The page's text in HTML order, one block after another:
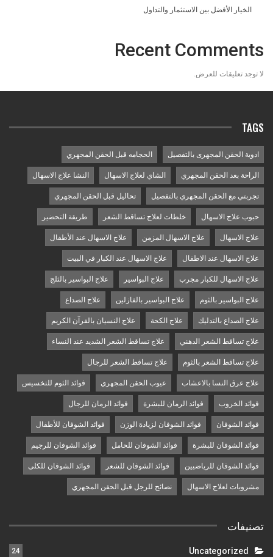
الخيار الأفضل بين الاستثمار والتداول
Recent Comments
لا توجد تعليقات للعرض.
TAGS
ادوية الحقن المجهرى بالتفصيل الحجامه قبل الحقن المجهري
الراحة بعد الحقن المجهري الشاي لعلاج الاسهال النشا علاج الاسهال
تجربتي مع الحقن المجهري بالتفصيل تحاليل قبل الحقن المجهري
حبوب علاج الاسهال خلطات لعلاج تساقط الشعر طريقة التحضير
علاج الاسهال علاج الاسهال المزمن علاج الاسهال عند الأطفال
علاج الاسهال عند الاطفال علاج الاسهال عند الكبار في البيت
علاج الاسهال للكبار مجرب علاج البواسير علاج البواسير بالثلج
علاج البواسير بالثوم علاج البواسير بالفازلين علاج الصداع
علاج الصداع بالتدليك علاج الكحة علاج النسيان بالقرآن الكريم
علاج تساقط الشعر الدهني علاج تساقط الشعر الشديد عند النساء
علاج تساقط الشعر بالثوم علاج تساقط الشعر للرجال
علاج عرق النسا بالاعشاب عيوب الحقن المجهري فوائد الثوم للتخسيس
فوائد الخروب فوائد الرمان للبشرة فوائد الرمان للرجال
فوائد الشوفان فوائد الشوفان لزيادة الوزن فوائد الشوفان للأطفال
فوائد الشوفان للبشرة فوائد الشوفان للحامل فوائد الشوفان للرجيم
فوائد الشوفان للرياضيين فوائد الشوفان للشعر فوائد الشوفان للكلى
مشروبات لعلاج الاسهال نصائح للرجل قبل الحقن المجهري
تصنيفات
Uncategorized
24